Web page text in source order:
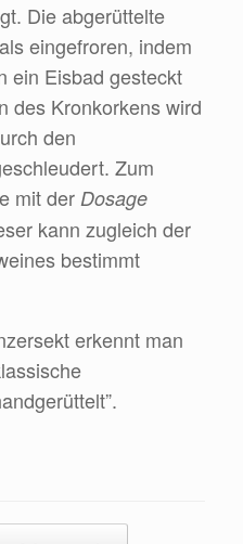
Die abgerüttelte
eingefroren, indem
ein Eisbad gesteckt
des Kronkorkens wird
den
Zum
mit der Dosage
kann zugleich der
bestimmt
erkennt man